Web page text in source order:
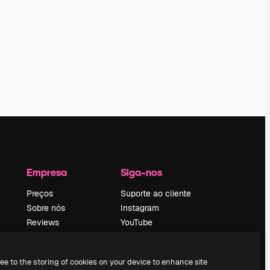
Empresa
Preços
Sobre nós
Reviews
pesquisa
Siga-nos
Suporte ao cliente
Instagram
YouTube
Discord
to the storing of cookies on your device to enhance site